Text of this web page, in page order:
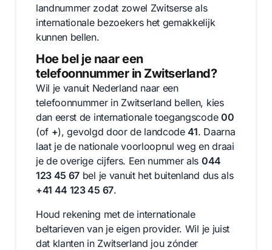
landnummer zodat zowel Zwitserse als
internationale bezoekers het gemakkelijk
kunnen bellen.
Hoe bel je naar een
telefoonnummer in Zwitserland?
Wil je vanuit Nederland naar een
telefoonnummer in Zwitserland bellen, kies
dan eerst de internationale toegangscode 00
(of +), gevolgd door de landcode41. Daarna
laat je de nationale voorloopnul weg en draai
je de overige cijfers. Een nummer als 044
123 45 67 bel je vanuit het buitenland dus als
+41 44 123 45 67.
Houd rekening met de internationale
beltarieven van je eigen provider. Wil je juist
dat klanten in Zwitserland jou zónder